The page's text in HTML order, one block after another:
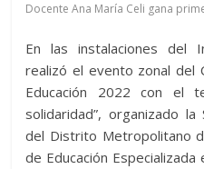
Docente Ana María Celi gana
En las instalaciones del
realizó el evento zonal del
Educación 2022 con el
solidaridad”, organizado la
del Distrito Metropolitano
de Educación